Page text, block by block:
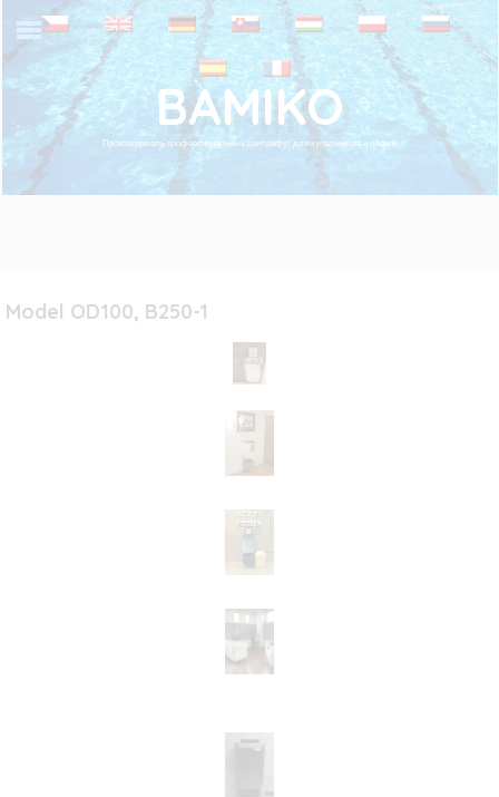
BAMIKO
Производитель профессиональных центрифуг для купальников и плавок
Model OD100, B250-1